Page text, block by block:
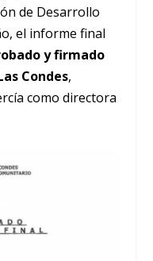
de Desarrollo
el informe final
y firmado
Condes,
como directora